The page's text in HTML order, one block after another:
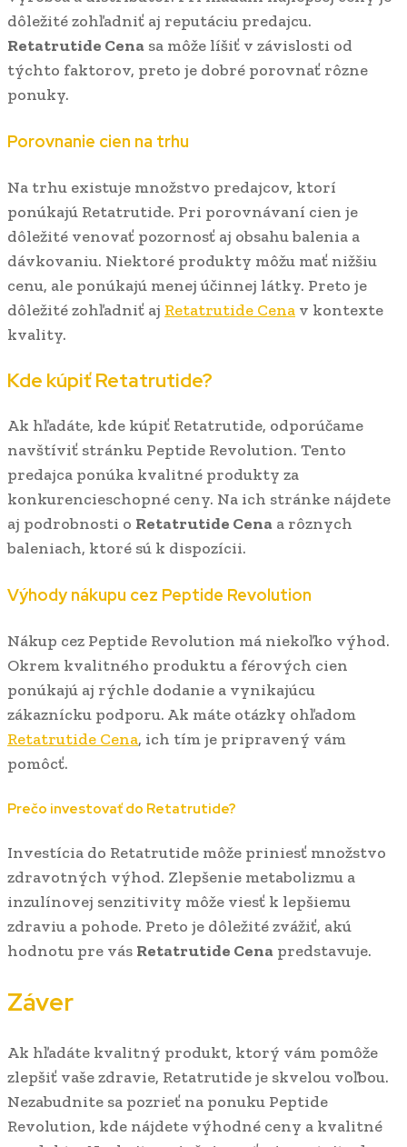
dôležité zohľadniť aj reputáciu predajcu.
Retatrutide Cena sa môže líšiť v závislosti od
týchto faktorov, preto je dobré porovnať rôzne
ponuky.
Porovnanie cien na trhu
Na trhu existuje množstvo predajcov, ktorí
ponúkajú Retatrutide. Pri porovnávaní cien je
dôležité venovať pozornosť aj obsahu balenia a
dávkovaniu. Niektoré produkty môžu mať nižšiu
cenu, ale ponúkajú menej účinnej látky. Preto je
dôležité zohľadniť aj Retatrutide Cena v kontexte
kvality.
Kde kúpiť Retatrutide?
Ak hľadáte, kde kúpiť Retatrutide, odporúčame
navštíviť stránku Peptide Revolution. Tento
predajca ponúka kvalitné produkty za
konkurencieschopné ceny. Na ich stránke nájdete
aj podrobnosti o Retatrutide Cena a rôznych
baleniach, ktoré sú k dispozícii.
Výhody nákupu cez Peptide Revolution
Nákup cez Peptide Revolution má niekoľko výhod.
Okrem kvalitného produktu a férových cien
ponúkajú aj rýchle dodanie a vynikajúcu
zákaznícku podporu. Ak máte otázky ohľadom
Retatrutide Cena, ich tím je pripravený vám
pomôcť.
Prečo investovať do Retatrutide?
Investícia do Retatrutide môže priniesť množstvo
zdravotných výhod. Zlepšenie metabolizmu a
inzulínovej senzitivity môže viesť k lepšiemu
zdraviu a pohode. Preto je dôležité zvážiť, akú
hodnotu pre vás Retatrutide Cena predstavuje.
Záver
Ak hľadáte kvalitný produkt, ktorý vám pomôže
zlepšiť vaše zdravie, Retatrutide je skvelou voľbou.
Nezabudnite sa pozrieť na ponuku Peptide
Revolution, kde nájdete výhodné ceny a kvalitné